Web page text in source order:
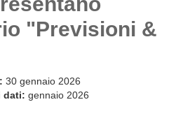
"Previsioni &
30 gennaio 2026
dati: gennaio 2026